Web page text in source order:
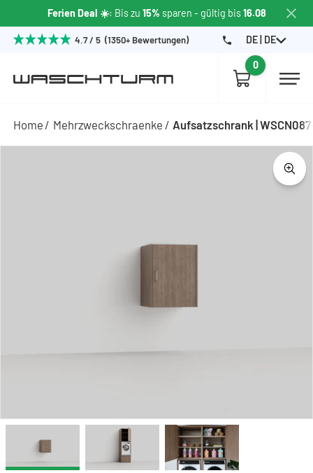
Ferien Deal ☀️: Bis zu 15% sparen - gültig bis16.08
4.7 / 5 (1350+ Bewertungen) DE | DE
0
Home Mehrzweckschraenke Aufsatzschrank |